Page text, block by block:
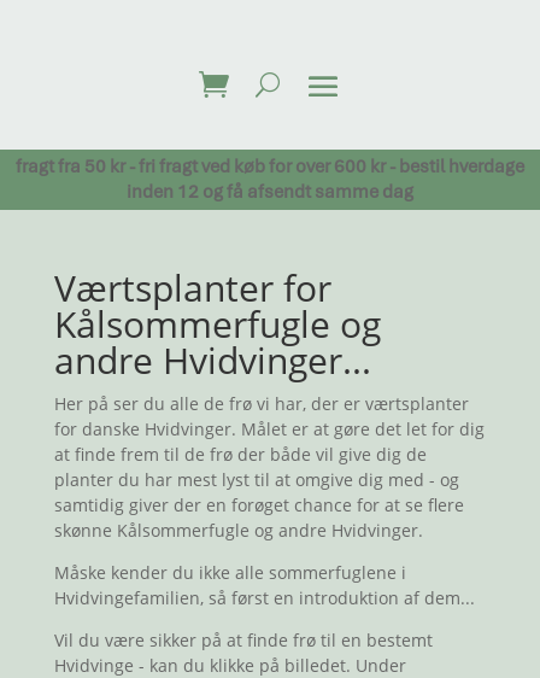
fragt fra 50 kr - fri fragt ved køb for over 600 kr - bestil hverdage
inden 12 og få afsendt samme dag
Værtsplanter for
Kålsommerfugle og
andre Hvidvinger...
Her på ser du alle de frø vi har, der er værtsplanter
for danske Hvidvinger. Målet er at gøre det let for dig
at finde frem til de frø der både vil give dig de
planter du har mest lyst til at omgive dig med - og
samtidig giver der en forøget chance for at se flere
skønne Kålsommerfugle og andre Hvidvinger.
Måske kender du ikke alle sommerfuglene i
Hvidvingefamilien, så først en introduktion af dem...
Vil du være sikker på at finde frø til en bestemt
Hvidvinge - kan du klikke på billedet. Under